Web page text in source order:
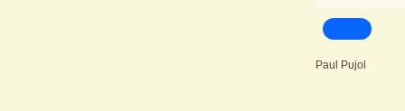
Paul Pujol